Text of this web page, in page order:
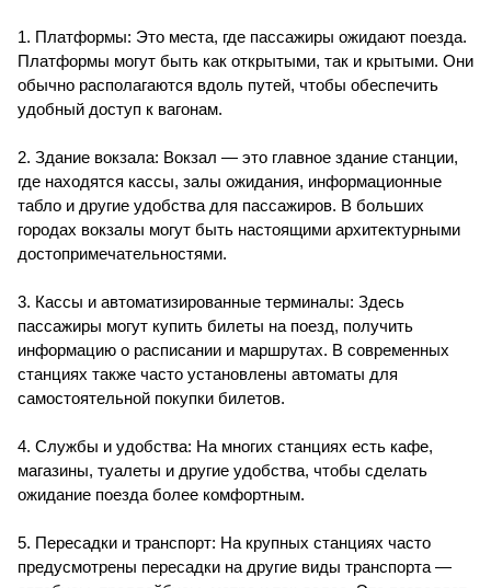
1. Платформы: Это места, где пассажиры ожидают поезда.
Платформы могут быть как открытыми, так и крытыми. Они
обычно располагаются вдоль путей, чтобы обеспечить
удобный доступ к вагонам.
2. Здание вокзала: Вокзал — это главное здание станции,
где находятся кассы, залы ожидания, информационные
табло и другие удобства для пассажиров. В больших
городах вокзалы могут быть настоящими архитектурными
достопримечательностями.
3. Кассы и автоматизированные терминалы: Здесь
пассажиры могут купить билеты на поезд, получить
информацию о расписании и маршрутах. В современных
станциях также часто установлены автоматы для
самостоятельной покупки билетов.
4. Службы и удобства: На многих станциях есть кафе,
магазины, туалеты и другие удобства, чтобы сделать
ожидание поезда более комфортным.
5. Пересадки и транспорт: На крупных станциях часто
предусмотрены пересадки на другие виды транспорта —